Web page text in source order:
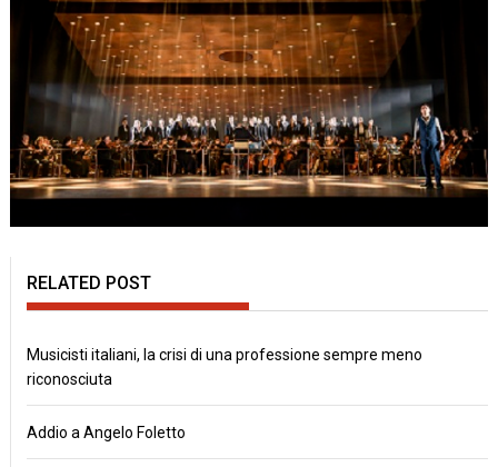
RELATED POST
Musicisti italiani, la crisi di una professione sempre meno
riconosciuta
Addio a Angelo Foletto